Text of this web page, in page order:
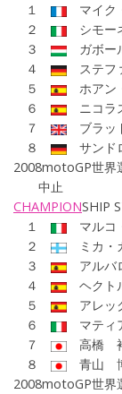
１
マイク
２
シモー
３
ガボー
４
ステフ
５
ホアン
６
ニコラ
７
ブラッ
８
サンド
2008motoGP世界
中止
CHAMPIONSHIP
１
マルコ
２
ミカ・
３
アルバ
４
ヘクト
５
アレッ
６
マティ
７
高橋
８
青山
2008motoGP世界